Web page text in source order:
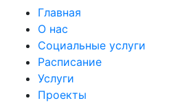
Главная
О нас
Социальные услуги
Расписание
Услуги
Проекты